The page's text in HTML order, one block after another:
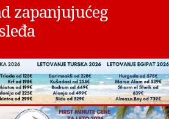
zapanjujućeg